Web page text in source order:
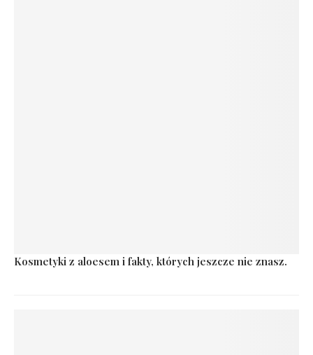
Kosmetyki z aloesem i fakty, których jeszcze nie znasz.